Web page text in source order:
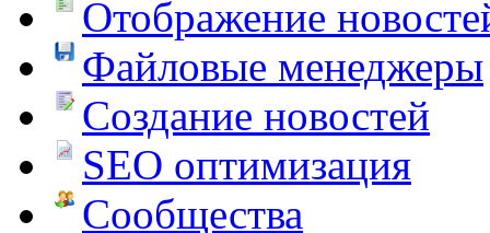
Отображение
Файловые менеджеры
Создание новостей
SEO оптимизация
Сообщества